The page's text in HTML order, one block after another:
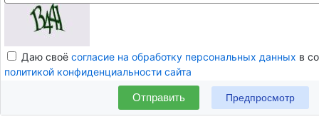
Даю своё согласие на обработку персональных данных в
политикой конфиденциальности сайта
Отправить